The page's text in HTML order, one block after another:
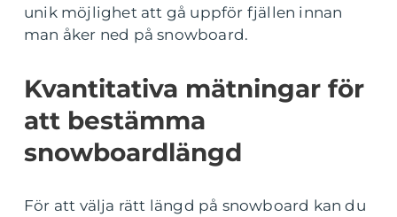
unik möjlighet att gå uppför fjällen innan
man åker ned på snowboard.
Kvantitativa mätningar för
att bestämma
snowboardlängd
För att välja rätt längd på snowboard kan du